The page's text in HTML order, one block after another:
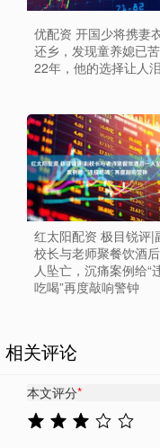
优配资 开国少将携妻
还乡，发现童养媳已
22年，他的选择让人
红太阳配资 极目锐评|
校长与老师聚餐饮酒
人坠亡，沉痛案例给“
吃喝”再度敲响警钟
相关评论
本文评分*